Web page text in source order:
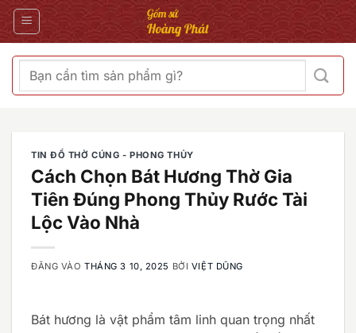
Bỏ
qua
Tìm
kiếm:
TIN ĐỒ THỜ CÚNG - PHONG THỦY
Cách Chọn Bát Hương Thờ Gia
Tiên Đúng Phong Thủy Rước Tài
Lộc Vào Nhà
ĐĂNG VÀOTHÁNG 3 10, 2025 BỞI VIỆT DŨNG
Bát hương là vật phẩm tâm linh quan trọng nhất